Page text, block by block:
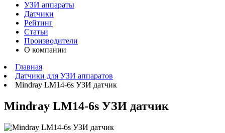
УЗИ аппараты
Датчики
Рейтинг
Статьи
Производители
О компании
Главная
Датчики для УЗИ аппаратов
Mindray LM14-6s УЗИ датчик
Mindray LM14-6s УЗИ датчик